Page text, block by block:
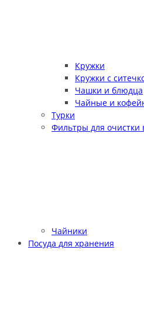
Кружки
Кружки с
Чашки и блюдца
Чайные и
Турки
Фильтры для очистки
Чайники
Посуда для хранения